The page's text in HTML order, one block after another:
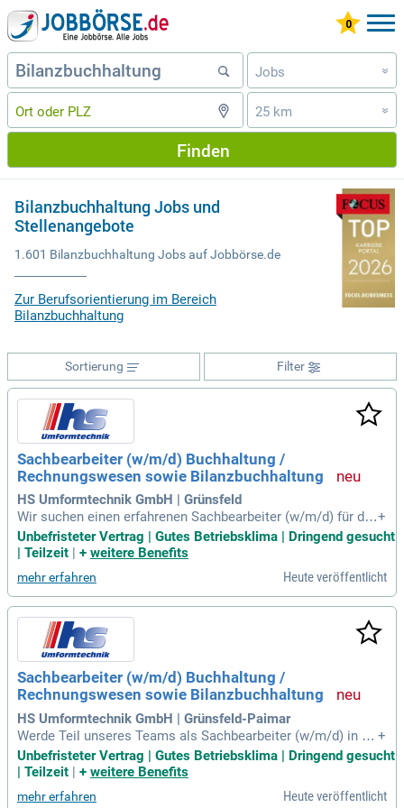
Jobs »
25 km »
Finden
Bilanzbuchhaltung Jobs und
Stellenangebote
1.601 Bilanzbuchhaltung Jobs auf Jobbörse.de
Zur Berufsorientierung im Bereich
Bilanzbuchhaltung
Filter
Sortierung
Sachbearbeiter (w/m/d) Buchhaltung /
Rechnungswesen sowie Bilanzbuchhaltung
HS Umformtechnik GmbH | Grünsfeld
Wir suchen einen erfahrenen Sachbearbeiter (w/m/d) für die
Buchhaltung und Bilanzbuchhaltung. Wenn Zahlen Dein Ele
ment sind und Verantwortung Dich motiviert, freuen wir uns
ernehmen bietet sowohl Vollzeit- als auch Teilzeitstellen a
n. Du übernimmst die eigenständige Finanzbuchhaltung, inkl
usive der Prüfung und Kontierung von Rechnungen sowie de
r Steuerung des Zahlungsverkehrs. Zusätzlich kannst Du in
der Bilanzbuchhaltung Monats- und Jahresabschlüsse nach
HGB erstellen. Werde Teil unseres engagierten Teams und b
ringe Dein Know-how aktiv in die Unternehmenssteuerung ei
n!
+
Unbefristeter Vertrag | Gutes Betriebsklima | Dringend gesucht
| Teilzeit
+ weitere Benefits
mehr erfahren Heute veröffentlicht
Sachbearbeiter (w/m/d) Buchhaltung /
Rechnungswesen sowie Bilanzbuchhaltung
HS Umformtechnik GmbH | Grünsfeld-Paimar
Werde Teil unseres Teams als Sachbearbeiter (w/m/d) in de
r Buchhaltung oder Bilanzbuchhaltung! Wir suchen ab sofort
Verstärkung in Vollzeit oder Teilzeit. Zahlen und Verantwort
ndischen Industrieunternehmen genau richtig. Du übernimm
+
Unbefristeter Vertrag | Gutes Betriebsklima | Dringend gesucht
| Teilzeit | + weitere Benefits
mehr erfahren Heute veröffentlicht